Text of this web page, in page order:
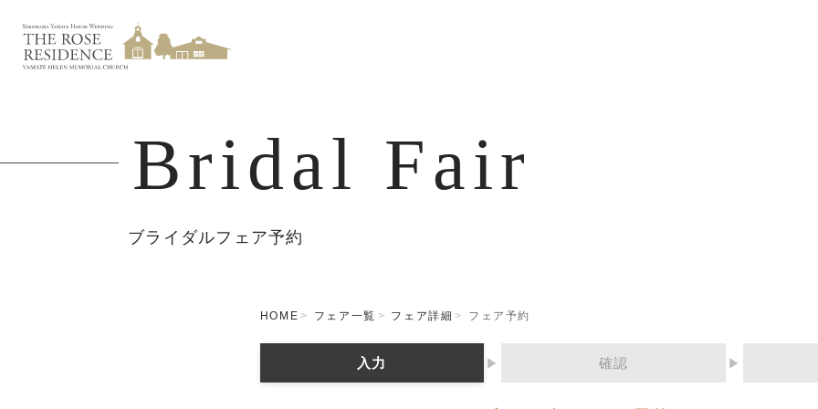
Bridal Fair
ブライダルフェア予約
HOME フェア一覧 フェア詳細 フェア予約
入力 ▶ 確認 ▶